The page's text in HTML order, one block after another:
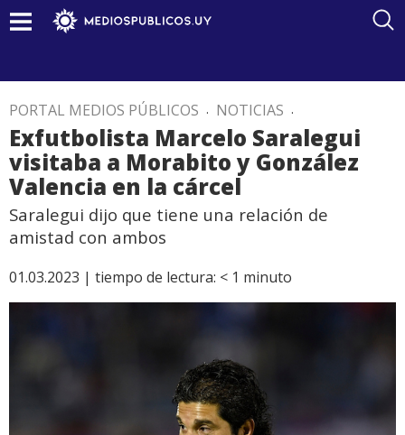
PORTAL MEDIOS PÚBLICOS . NOTICIAS .
Exfutbolista Marcelo Saralegui
visitaba a Morabito y González
Valencia en la cárcel
Saralegui dijo que tiene una relación de
amistad con ambos
01.03.2023 | tiempo de lectura: < 1 minuto